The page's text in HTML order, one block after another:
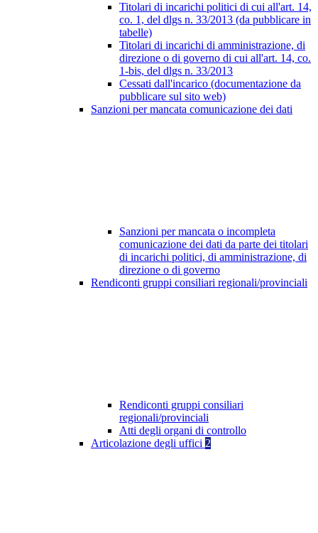
Titolari di incarichi politici di cui all'art. 14,
co. 1, del dlgs n. 33/2013 (da pubblicare in
tabelle)
Titolari di incarichi di amministrazione, di
direzione o di governo di cui all'art. 14, co.
1-bis, del dlgs n. 33/2013
Cessati dall'incarico (documentazione da
pubblicare sul sito web)
Sanzioni per mancata comunicazione dei dati
Sanzioni per mancata o incompleta
comunicazione dei dati da parte dei titolari
di incarichi politici, di amministrazione, di
direzione o di governo
Rendiconti gruppi consiliari regionali/provinciali
Rendiconti gruppi consiliari
regionali/provinciali
Atti degli organi di controllo
Articolazione degli uffici 2